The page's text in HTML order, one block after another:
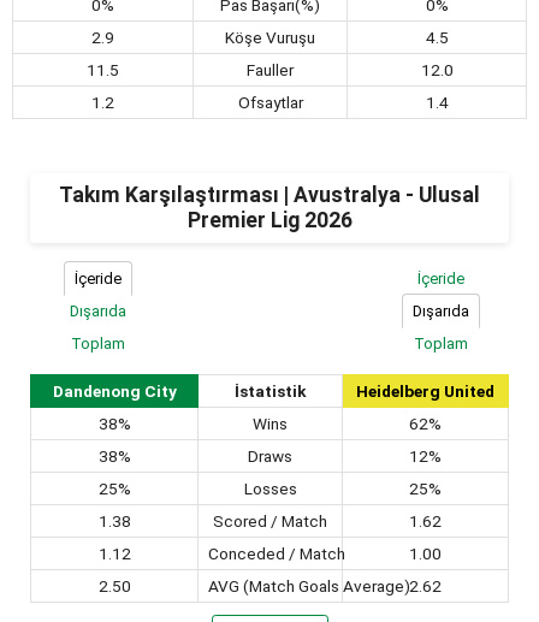
0%
Pas Başarı(%)
0%
2.9
Köşe Vuruşu
4.5
11.5
Fauller
12.0
1.2
Ofsaytlar 1.4
Takım Karşılaştırması | Avustralya - Ulusal
Premier Lig 2026
İçeride
Dışarıda
Toplam
İçeride
Dışarıda
Toplam
Dandenong City İstatistik
Heidelberg United
38%
Wins
62%
38%
Draws
12%
25%
Losses
25%
1.38
Scored / Match
1.62
1.12
Conceded / Match
1.00
2.50
AVG (Match Goals Average)2.62